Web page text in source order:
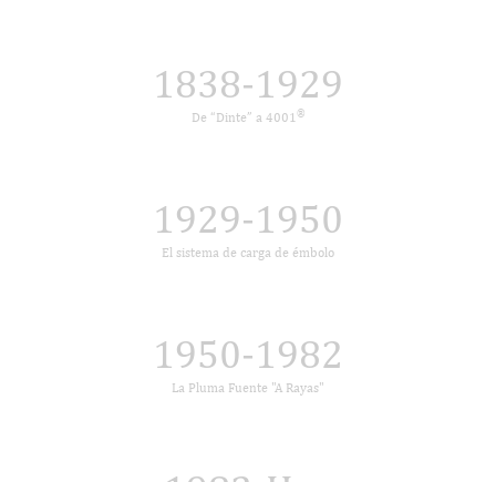
1838-1929
De “Dinte” a 4001®
1929-1950
El sistema de carga de émbolo
1950-1982
La Pluma Fuente "A Rayas"